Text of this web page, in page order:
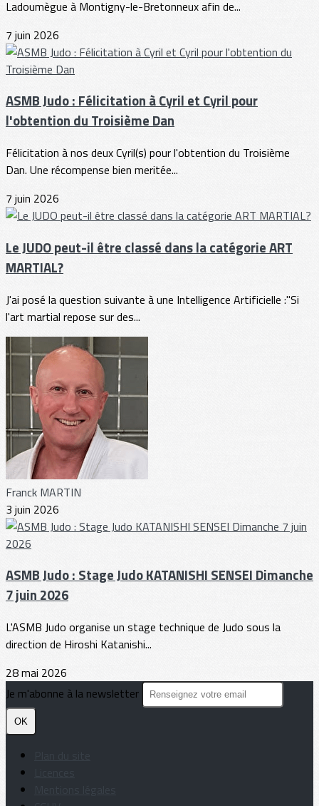
Ladoumègue à Montigny-le-Bretonneux afin de...
7 juin 2026
ASMB Judo : Félicitation à Cyril et Cyril pour
l'obtention du Troisième Dan
Félicitation à nos deux Cyril(s) pour l'obtention du Troisième
Dan. Une récompense bien meritée...
7 juin 2026
Le JUDO peut-il être classé dans la catégorie ART
MARTIAL?
J'ai posé la question suivante à une Intelligence Artificielle :"Si
l'art martial repose sur des...
Franck MARTIN
3 juin 2026
ASMB Judo : Stage Judo KATANISHI SENSEI Dimanche
7 juin 2026
L'ASMB Judo organise un stage technique de Judo sous la
direction de Hiroshi Katanishi...
28 mai 2026
Je m'abonne à la newsletter
OK